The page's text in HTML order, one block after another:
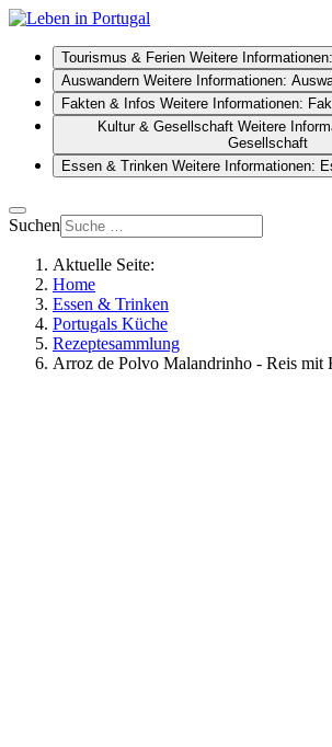
Tourismus & Ferien Weitere
Auswandern Weitere Informationen:
Fakten & Infos Weitere Informationen:
Kultur & Gesellschaft Weitere
Gesellschaft
Essen & Trinken Weitere Informationen:
Suchen
Aktuelle Seite:
Home
Essen & Trinken
Portugals Küche
Rezeptesammlung
Arroz de Polvo Malandrinho - Reis mit